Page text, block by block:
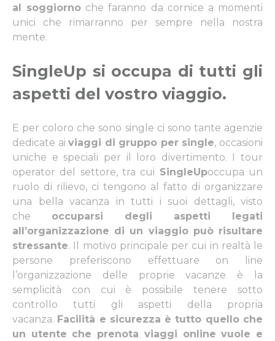
al soggiorno che faranno da cornice a momenti
unici che rimarranno per sempre nella nostra
mente.
SingleUp si occupa di tutti gli
aspetti del vostro viaggio.
E per coloro che sono single ci sono tante agenzie
dedicate aiviaggi di gruppo per single, occasioni
uniche e speciali per il loro divertimento. I tour
operator del settore, tra cui SingleUpoccupa un
ruolo di rilievo, ci tengono al fatto di organizzare
una bella vacanza in tutti i suoi dettagli, visto
che occuparsi degli aspetti legati
all’organizzazione di un viaggio può risultare
stressante. Il motivo principale per cui in realtà le
persone preferiscono effettuare on line
l’organizzazione delle proprie vacanze è la
semplicità con cui è possibile tenere sotto
controllo tutti gli aspetti della propria
vacanza. Facilità e sicurezza è tutto quello che
un utente che prenota viaggi online vuole e